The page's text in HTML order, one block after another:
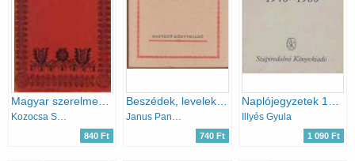
840 Ft 740 Ft
Illyés Gyula
1 090 Ft